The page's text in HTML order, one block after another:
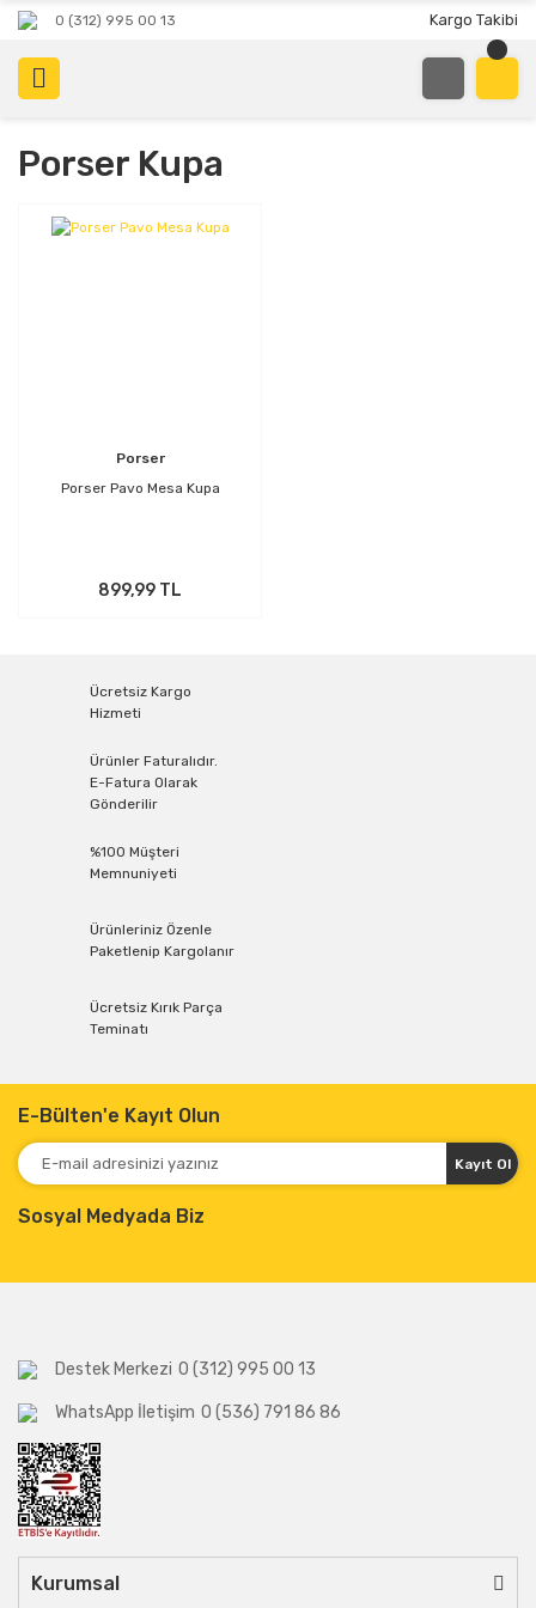
0 (312) 995 00 13 Kargo Takibi
Porser Kupa
Porser
Porser Pavo Mesa Kupa
899,99 TL
Ücretsiz Kargo
Hizmeti
Ürünler Faturalıdır.
E-Fatura Olarak
Gönderilir
%100 Müşteri
Memnuniyeti
Ürünleriniz Özenle
Paketlenip Kargolanır
Ücretsiz Kırık Parça
Teminatı
E-Bülten'e Kayıt Olun
Kayıt Ol
Sosyal Medyada Biz
Destek Merkezi 0 (312) 995 00 13
WhatsApp İletişim 0 (536) 791 86 86
Kurumsal